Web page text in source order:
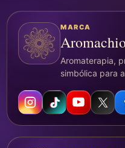
MARCA
Aromaterapia,
simbólica para